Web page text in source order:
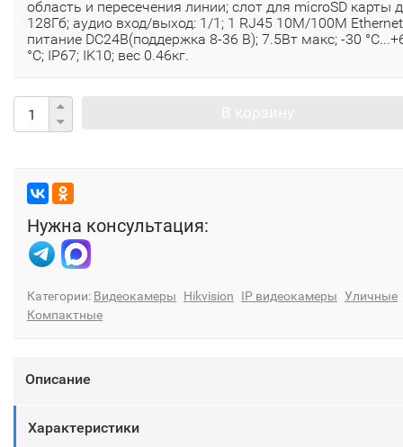
область и пересечения линии; слот для microSD карты
128Гб; аудио вход/выход: 1/1; 1 RJ45 10M/100M
питание DC24B(поддержка 8-36 В); 7.5Вт макс; -30
°C; IP67; IK10; вес 0.46кг.
Нужна консультация:
Категории: Видеокамеры Hikvision IP видеокамеры Уличные
Компактные
Описание
Характеристики